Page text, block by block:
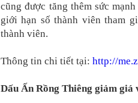
cũng được tăng thêm sức
giới hạn số thành viên tham
thành viên.
Thông tin chi tiết tại: http://
Dấu Ấn Rồng Thiêng giảm giá